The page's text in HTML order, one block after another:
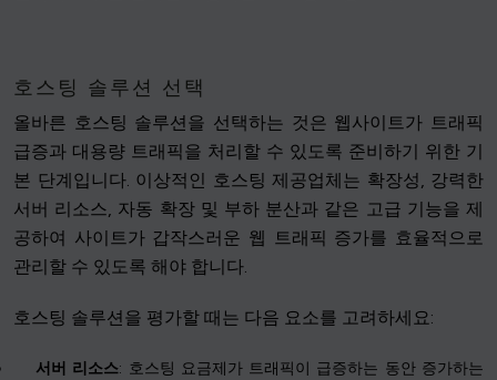
호스팅 솔루션 선택
올바른 호스팅 솔루션을 선택하는 것은 웹사이트가 트래픽
급증과 대용량 트래픽을 처리할 수 있도록 준비하기 위한 기
본 단계입니다. 이상적인 호스팅 제공업체는 확장성, 강력한
서버 리소스, 자동 확장 및 부하 분산과 같은 고급 기능을 제
공하여 사이트가 갑작스러운 웹 트래픽 증가를 효율적으로
관리할 수 있도록 해야 합니다.
호스팅 솔루션을 평가할 때는 다음 요소를 고려하세요:
서버 리소스: 호스팅 요금제가 트래픽이 급증하는 동안 증가하는